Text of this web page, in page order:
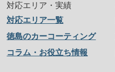
対応エリア・実績
対応エリア一覧
徳島のカーコーティング
コラム・お役立ち情報